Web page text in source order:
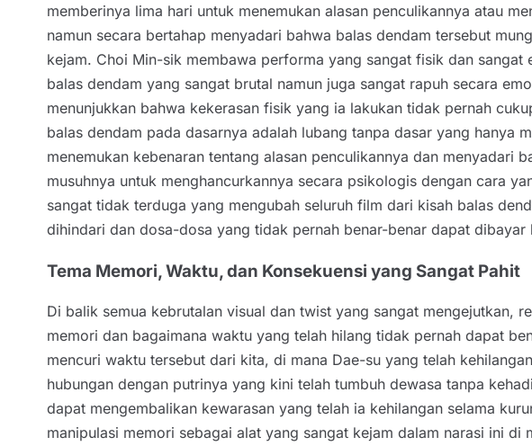
memberinya lima hari untuk menemukan alasan penculikannya atau
namun secara bertahap menyadari bahwa balas dendam tersebut
kejam. Choi Min-sik membawa performa yang sangat fisik dan
balas dendam yang sangat brutal namun juga sangat rapuh secara
menunjukkan bahwa kekerasan fisik yang ia lakukan tidak pernah
balas dendam pada dasarnya adalah lubang tanpa dasar yang hanya
menemukan kebenaran tentang alasan penculikannya dan menyadari
musuhnya untuk menghancurkannya secara psikologis dengan cara
sangat tidak terduga yang mengubah seluruh film dari kisah balas
dihindari dan dosa-dosa yang tidak pernah benar-benar dapat dibayar
Tema Memori, Waktu, dan Konsekuensi yang Sangat Pahit
Di balik semua kebrutalan visual dan twist yang sangat mengejutkan,
memori dan bagaimana waktu yang telah hilang tidak pernah dapat
mencuri waktu tersebut dari kita, di mana Dae-su yang telah
hubungan dengan putrinya yang kini telah tumbuh dewasa tanpa
dapat mengembalikan kewarasan yang telah ia kehilangan selama
manipulasi memori sebagai alat yang sangat kejam dalam narasi ini